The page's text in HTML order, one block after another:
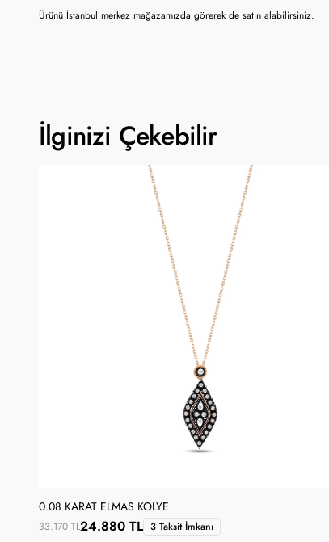
Ürünü İstanbul merkez mağazamızda görerek de satın alabilirsiniz.
İlginizi Çekebilir
0.08 KARAT ELMAS KOLYE
33.170 TL24.880 TL 3 Taksit İmkanı